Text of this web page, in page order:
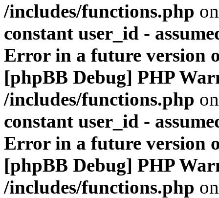
/includes/functions.php
constant user_id -
Error in a future version
[phpBB Debug] PHP
/includes/functions.php
constant user_id -
Error in a future version
[phpBB Debug] PHP
/includes/functions.php